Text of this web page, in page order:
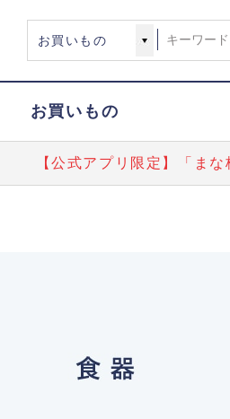
お買いもの
【公式アプリ限定】「ま